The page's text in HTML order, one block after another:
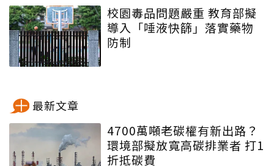
校園毒品問題嚴重 教育部擬
導入「唾液快篩」落實藥物
防制
最新文章
4700萬噸老碳權有新出路？
環境部擬放寬高碳排業者 打1
折抵碳費